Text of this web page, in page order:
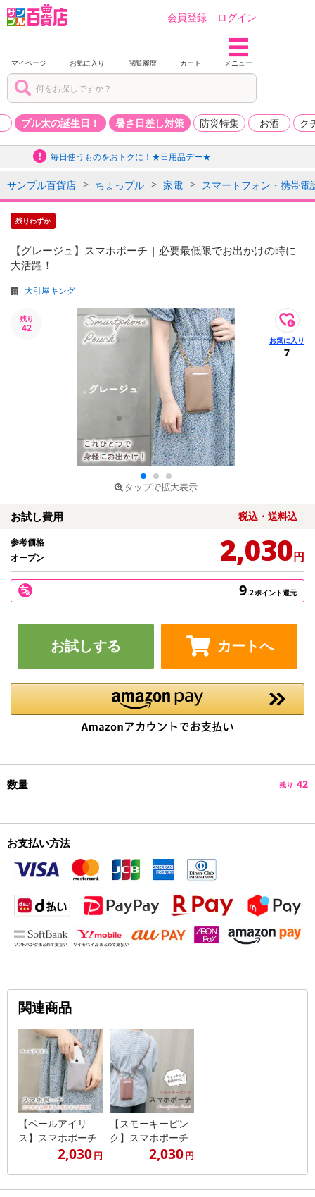
会員登録 ログイン
マイページ お気に入り 閲覧履歴 カート メニュー
プル太の誕生日！ 暑さ日差し対策 防災特集 お酒 ク
毎日使うものをおトクに！★日用品デー★
サンプル百貨店 ちょっプル 家電 スマートフォン・携帯
残りわずか
【グレージュ】スマホポーチ | 必要最低限でお出かけの時に
大活躍！
大引屋キング
残り
42
タップで拡大表示
7
お試し費用 税込・送料込
参考価格
オープン
2,030円
9.2ポイント還元
お試しする カートへ
数量 残り 42
お支払い方法
関連商品
【ペールアイリ
ス】スマホポーチ
2,030円
【スモーキーピン
ク】スマホポーチ
2,030円